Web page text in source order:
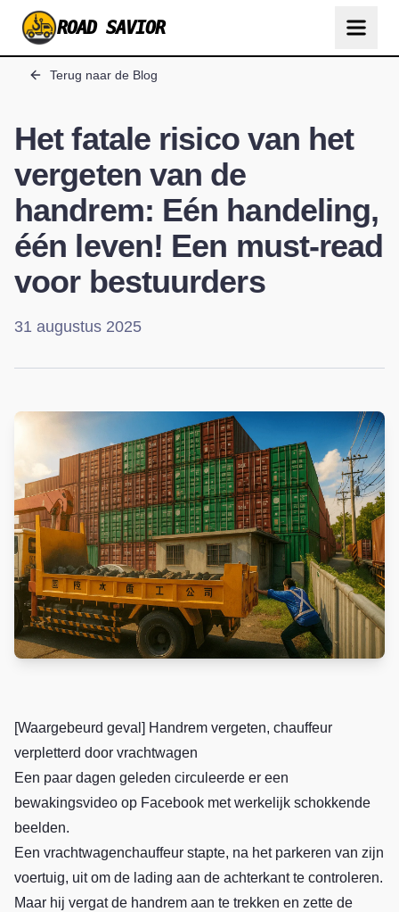
ROAD SAVIOR
Terug naar de Blog
Het fatale risico van het
vergeten van de
handrem: Eén handeling,
één leven! Een must-read
voor bestuurders
31 augustus 2025
[Waargebeurd geval] Handrem vergeten, chauffeur
verpletterd door vrachtwagen
Een paar dagen geleden circuleerde er een
bewakingsvideo op Facebook met werkelijk schokkende
beelden.
Een vrachtwagenchauffeur stapte, na het parkeren van zijn
voertuig, uit om de lading aan de achterkant te controleren.
Maar hij vergat de handrem aan te trekken en zette de